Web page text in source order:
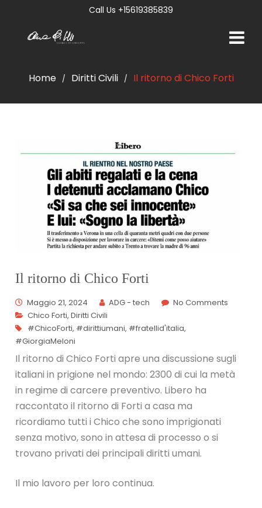
Call Us +15619385839
Home / Diritti Civili / Il ritorno di Chico Forti
Il ritorno di Chico Forti
Maggio 21, 2024 ADG - tech
No Comments
Chico Forti,Diritti Civili
#ChicoForti, #dirittiumani, #fratellid'italia,
#GiorgiaMeloni
Il ritorno di Chico Forti apre una discussione sugli
italiani in prigione nel mondo: 2300 di cui la metà
in regime di carcere preventivo. Libero ha
raccontato il ritorno di Forti a casa ma
ricordiamo tutti i Chico che sono imprigionati
senza motivo, sono in attesa di processo o si
trovano privati dei principali diritti umani.
Il mio lavoro per loro continua.